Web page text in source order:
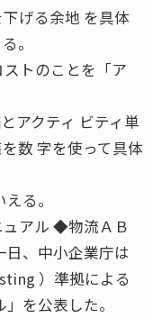
げる余地 を具体
。
トのことを「ア
アクティ ビティ単
数 字を使って具体
る。
アル ◆物流ＡＢ
日、中小企業庁は
）準拠による
を公表した。